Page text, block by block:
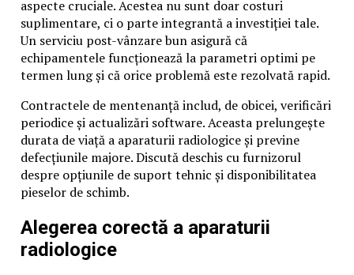
aspecte cruciale. Acestea nu sunt doar costuri
suplimentare, ci o parte integrantă a investiției tale.
Un serviciu post-vânzare bun asigură că
echipamentele funcționează la parametri optimi pe
termen lung și că orice problemă este rezolvată rapid.
Contractele de mentenanță includ, de obicei, verificări
periodice și actualizări software. Aceasta prelungește
durata de viață a aparaturii radiologice și previne
defecțiunile majore. Discută deschis cu furnizorul
despre opțiunile de suport tehnic și disponibilitatea
pieselor de schimb.
Alegerea corectă a aparaturii
radiologice